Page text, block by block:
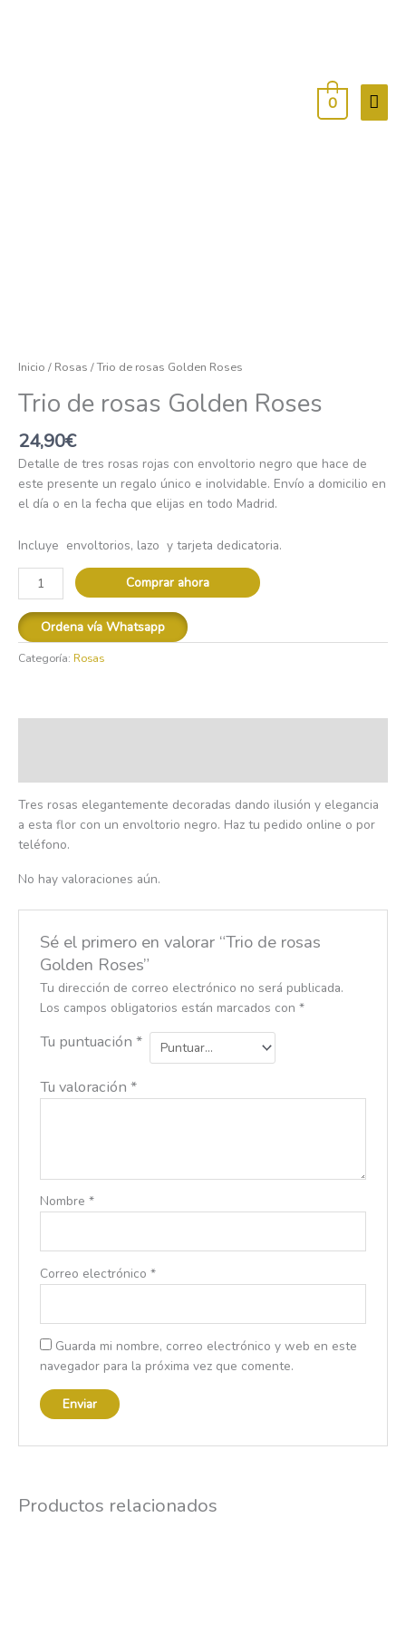
0
Inicio / Rosas / Trio de rosas Golden Roses
Trio de rosas Golden Roses
24,90€
Detalle de tres rosas rojas con envoltorio negro que hace de
este presente un regalo único e inolvidable. Envío a domicilio en
el día o en la fecha que elijas en todo Madrid.
Incluye envoltorios, lazo y tarjeta dedicatoria.
cantidad
Comprar ahora
Ordena vía Whatsapp
Categoría: Rosas
Tres rosas elegantemente decoradas dando ilusión y elegancia
a esta flor con un envoltorio negro. Haz tu pedido online o por
teléfono.
No hay valoraciones aún.
Sé el primero en valorar “Trio de rosas
Golden Roses”
Tu dirección de correo electrónico no será publicada.
Los campos obligatorios están marcados con *
Tu puntuación *
Tu valoración *
Nombre *
Correo electrónico *
Guarda mi nombre, correo electrónico y web en este
navegador para la próxima vez que comente.
Productos relacionados